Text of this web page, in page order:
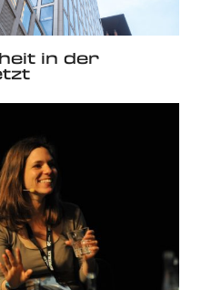
in der